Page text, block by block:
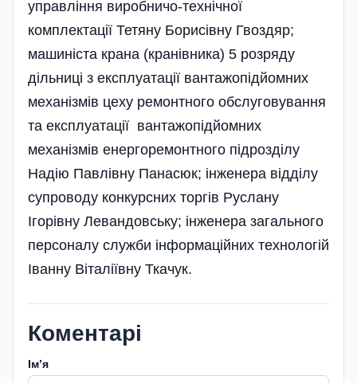
управління виробничо-технічної
комплектації Тетяну Борисівну Гвоздяр;
машиніста крана (кранівника) 5 розряду
дільниці з експлуатації вантажопідйомних
механізмів цеху ремонтного обслуговування
та експлуатації вантажопідйомних
механізмів енергоремонтного підрозділу
Надію Павлівну Панасюк; інженера відділу
супроводу конкурсних торгів Руслану
Ігорівну Левандовську; інженера загального
персоналу служби інформаційних технологій
Іванну Віталіївну Ткачук.
Коментарі
Імʼя